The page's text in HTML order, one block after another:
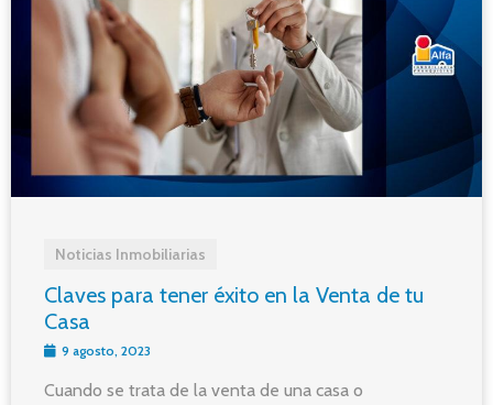
Noticias Inmobiliarias
Claves para tener éxito en la Venta de tu
Casa
9 agosto, 2023
Cuando se trata de la venta de una casa o